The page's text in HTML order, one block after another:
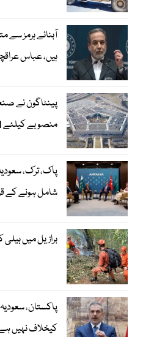
آبنائے ہرمز سے
ہیں، عباس
پینٹاگون نے
منصوبے کیلئے 21 دن کا وقت دے دیا
پاک، ترک،
شامل ہونے کے
برازیل میں ہیلی کاپٹر
پاکستان، سعودیہ
کیخلاف نہیں